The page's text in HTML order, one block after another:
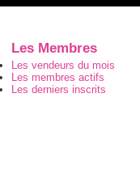
Les Membres
Les vendeurs du mois
Les membres actifs
Les derniers inscrits